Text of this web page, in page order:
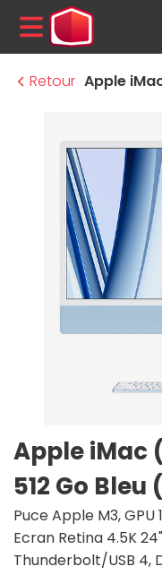
MENU
Retour
Apple iMac
512 Go Bleu
Puce Apple M3, GPU
Ecran Retina 4.5K
Thunderbolt/USB 4,